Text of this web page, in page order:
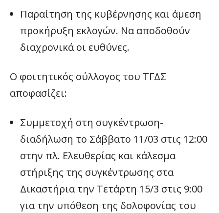
Παραίτηση της κυβέρνησης και άμεση
προκήρυξη εκλογών. Να αποδοθούν
διαχρονικά οι ευθύνες.
Ο φοιτητικός σύλλογος του ΤΓΔΣ
αποφασίζει:
Συμμετοχή στη συγκέντρωση-
διαδήλωση το Σάββατο 11/03 στις 12:00
στην πλ. Ελευθερίας και κάλεσμα
στήριξης της συγκέντρωσης στα
Δικαστήρια την Τετάρτη 15/3 στις 9:00
για την υπόθεση της δολοφονίας του